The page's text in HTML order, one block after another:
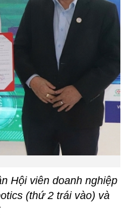
Hội viên doanh nghiệp
(thứ 2 trái vào) và